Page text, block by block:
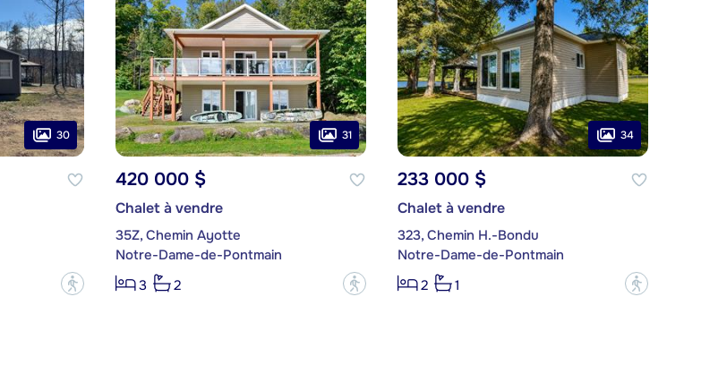
30
?
31
420 000 $
Chalet à vendre
35Z, Chemin Ayotte
Notre-Dame-de-Pontmain
3
2 ?
34
233 000 $
Chalet à vendre
323, Chemin H.-Bondu
Notre-Dame-de-Pontmain
2
1 ?